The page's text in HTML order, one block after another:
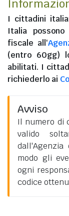
I cittadini
Italia
fiscale all'
(entro 60gg)
abilitati. I
richiederlo ai
Avviso
Il numero di
valido
modo gli
ogni
codice